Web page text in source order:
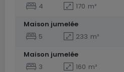
4
170 m²
Maison jumelée
5
233 m²
Maison jumelée
3
160 m²